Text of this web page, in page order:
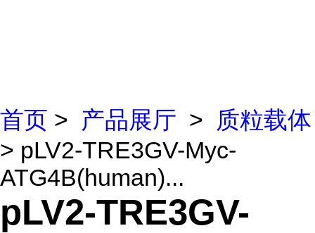
首页 > 产品展厅 >
质粒载体
> pLV2-TRE3GV-Myc-
ATG4B(human)...
pLV2-TRE3GV-